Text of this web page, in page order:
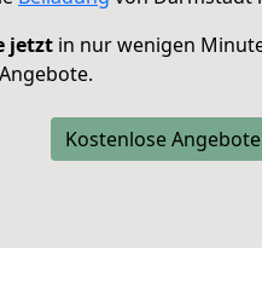
jetzt in nur wenigen
Kostenlose